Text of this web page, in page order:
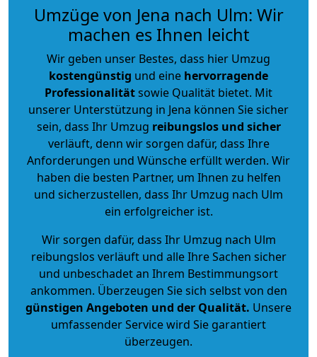
Umzüge von Jena nach Ulm: Wir
machen es Ihnen leicht
Wir geben unser Bestes, dass hier Umzug
kostengünstig und eine hervorragende
Professionalitätsowie Qualität bietet. Mit
unserer Unterstützung in Jena können Sie sicher
sein, dass Ihr Umzug reibungslos und sicher
verläuft, denn wir sorgen dafür, dass Ihre
Anforderungen und Wünsche erfüllt werden. Wir
haben die besten Partner, um Ihnen zu helfen
und sicherzustellen, dass Ihr Umzug nach Ulm
ein erfolgreicher ist.
Wir sorgen dafür, dass Ihr Umzug nach Ulm
reibungslos verläuft und alle Ihre Sachen sicher
und unbeschadet an Ihrem Bestimmungsort
ankommen. Überzeugen Sie sich selbst von den
günstigen Angeboten und der Qualität. Unsere
umfassender Service wird Sie garantiert
überzeugen.